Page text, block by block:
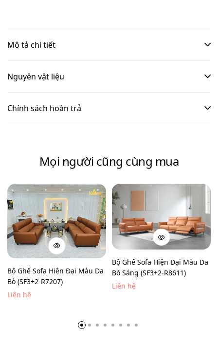
Mô tả chi tiết
Nguyên vật liệu
Chính sách hoàn trả
Mọi người cũng cùng mua
Bộ Ghế Sofa Hiện Đại Màu Da
Bò (SF3+2-R7207)
Liên hệ
Bộ Ghế Sofa Hiện Đại Màu Da
Bò Sáng (SF3+2-R8611)
Liên hệ